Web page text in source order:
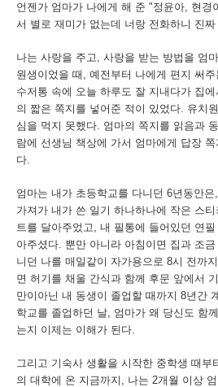
언젠가 엄마가 나에게 해 준 "정윤아, 현경
서 별로 재미가 없는데 너랑 전화하니 진짜
나는 사랑을 주고, 사랑을 받는 방법을 엄
원생이었을 때 , 예전부터 나에게 편지 써주
수저통 속에 오늘 하루도 잘 지내다가 집에
의 짧은 쪽지를 넣어준 적이 있었다. 유치
심을 먹지 못했다. 엄마의 쪽지를 읽음과
람에 선생님 책상에 가서 엄마에게 답장 쪽
다.
엄마는 내가 초등학교를 다니던 6년동안은,
가져가 내가 쓴 일기 하나하나에 작은 스
트를 달아주었고, 내 필통에 들어있던 연필
아주셨다. 뿐만 아니라 아침이면 집과 조금
니던 나를 매일같이 자가용으로 8시 전까지
면 허기를 채울 간식과 함께 후문 앞에서
만이아닌 내 동생이 졸업할 때까지 8년간
학교를 졸업하던 날, 엄마가 왜 당신도 함께
는지 이제는 이해가 된다.
그리고 기숙사 생활을 시작한 중학생 때부
의 대학에 온 지금까지 , 나는 2개월 이상